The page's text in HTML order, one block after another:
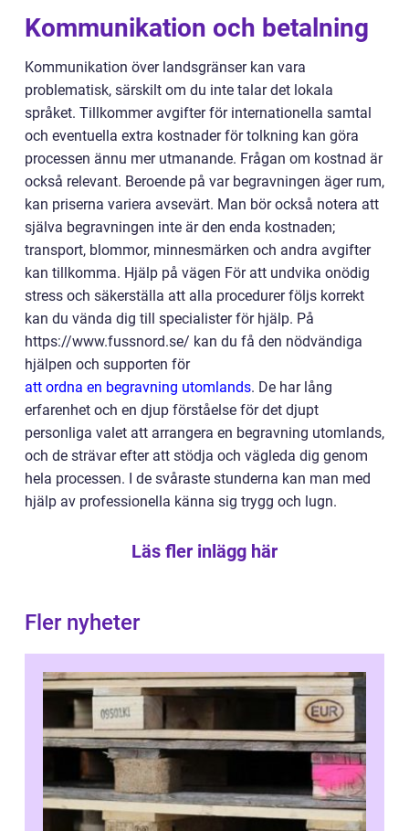
Kommunikation och betalning
Kommunikation över landsgränser kan vara
problematisk, särskilt om du inte talar det lokala
språket. Tillkommer avgifter för internationella samtal
och eventuella extra kostnader för tolkning kan göra
processen ännu mer utmanande. Frågan om kostnad är
också relevant. Beroende på var begravningen äger rum,
kan priserna variera avsevärt. Man bör också notera att
själva begravningen inte är den enda kostnaden;
transport, blommor, minnesmärken och andra avgifter
kan tillkomma. Hjälp på vägen För att undvika onödig
stress och säkerställa att alla procedurer följs korrekt
kan du vända dig till specialister för hjälp. På
https://www.fussnord.se/ kan du få den nödvändiga
hjälpen och supporten för
att ordna en begravning utomlands. De har lång
erfarenhet och en djup förståelse för det djupt
personliga valet att arrangera en begravning utomlands,
och de strävar efter att stödja och vägleda dig genom
hela processen. I de svåraste stunderna kan man med
hjälp av professionella känna sig trygg och lugn.
Läs fler inlägg här
Fler nyheter